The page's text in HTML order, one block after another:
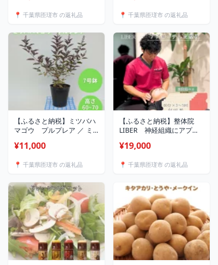
📍 千葉県匝瑳市 の返礼品 📍 千葉県匝瑳市 の返礼品
【ふるさと納税】ミツバハ
マゴウ プルプレア ／ ミ
植物 観葉植物 鉢植え
¥11,000
📍 千葉県匝瑳市 の返礼品
【ふるさと納税】整体院
LIBER 神経組織にアプロ
回 利用券 ／ 整体 整体院 肩
¥19,000
📍 千葉県匝瑳市 の返礼品